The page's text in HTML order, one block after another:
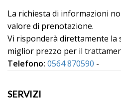
La richiesta di informazioni
valore di prenotazione.
Vi risponderà direttamente
miglior prezzo per il
Telefono: 0564 870590 -
SERVIZI